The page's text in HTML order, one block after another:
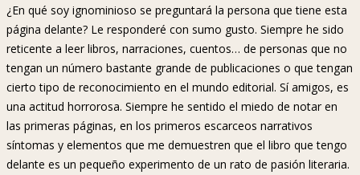
¿En qué soy ignominioso se preguntará la persona que tiene esta
página delante? Le responderé con sumo gusto. Siempre he sido
reticente a leer libros, narraciones, cuentos… de personas que no
tengan un número bastante grande de publicaciones o que tengan
cierto tipo de reconocimiento en el mundo editorial. Sí amigos, es
una actitud horrorosa. Siempre he sentido el miedo de notar en
las primeras páginas, en los primeros escarceos narrativos
síntomas y elementos que me demuestren que el libro que tengo
delante es un pequeño experimento de un rato de pasión literaria.